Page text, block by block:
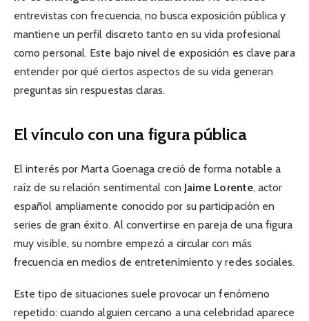
entrevistas con frecuencia, no busca exposición pública y
mantiene un perfil discreto tanto en su vida profesional
como personal. Este bajo nivel de exposición es clave para
entender por qué ciertos aspectos de su vida generan
preguntas sin respuestas claras.
El vínculo con una figura pública
El interés por Marta Goenaga creció de forma notable a
raíz de su relación sentimental con Jaime Lorente, actor
español ampliamente conocido por su participación en
series de gran éxito. Al convertirse en pareja de una figura
muy visible, su nombre empezó a circular con más
frecuencia en medios de entretenimiento y redes sociales.
Este tipo de situaciones suele provocar un fenómeno
repetido: cuando alguien cercano a una celebridad aparece